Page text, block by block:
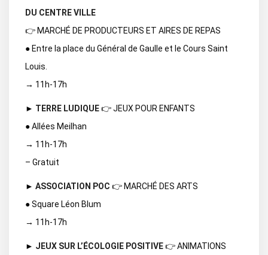
DU CENTRE VILLE
👉 MARCHÉ DE PRODUCTEURS ET AIRES DE REPAS
● Entre la place du Général de Gaulle et le Cours Saint
Louis.
→ 11h-17h
► TERRE LUDIQUE👉 JEUX POUR ENFANTS
● Allées Meilhan
→ 11h-17h
– Gratuit
► ASSOCIATION POC 👉 MARCHÉ DES ARTS
● Square Léon Blum
→ 11h-17h
► JEUX SUR L’ÉCOLOGIE POSITIVE👉 ANIMATIONS